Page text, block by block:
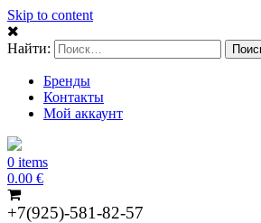
Skip to content
Найти:
Бренды
Контакты
Мой аккаунт
0 items
0.00 €
+7(925)-581-82-57